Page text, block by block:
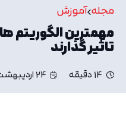
مجله آموزش
مهمترین الگوریتم
تاثیر گذارند
14 دقیقه 24 اردیبهشت, 20:34